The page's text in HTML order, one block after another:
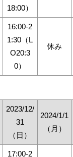
18:00）
16:00-2
1:30（L
O20:3
0）
休み
2023/12/
31
（日）
2024/1/1
（月）
17:00-2